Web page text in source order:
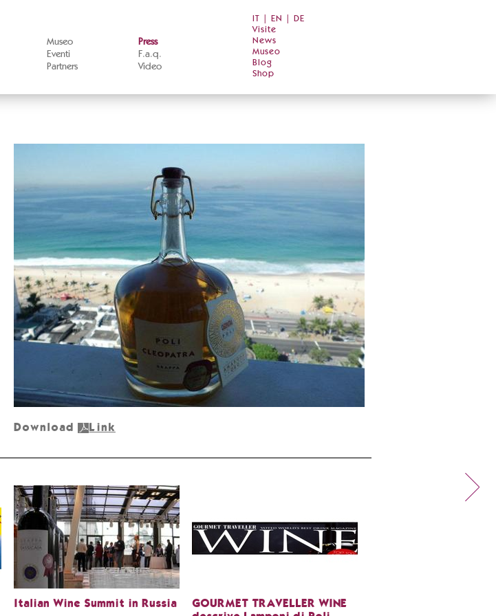
Museo
Eventi
Partners
Press
F.a.q.
Video
IT EN
DE
Visite
News
Museo
Blog
Shop
Download Link
Italian Wine Summit in Russia
GOURMET TRAVELLER WINE